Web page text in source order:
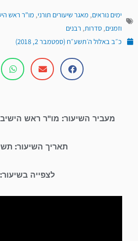
ימים נוראים, מאגר שיעורים תורני, מו"ר ראש
וזמנים, סדרות, רבנים
כ״ב באלול ה׳תשע״ח (ספטמבר 2, 2018)
מעביר השיעור: מו"ר ראש
תאריך השיעור:
לצפייה בשיעור: